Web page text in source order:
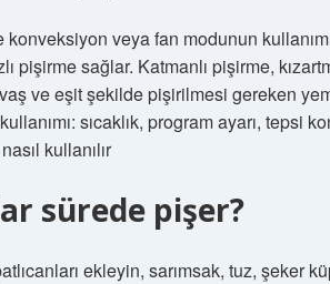
konveksiyon veya fan modunun
pişirme sağlar. Katmanlı pişirme,
ve eşit şekilde pişirilmesi gereken
sıcaklık, program ayarı, tepsi
kullanılır
sürede pişer?
ekleyin, sarımsak, tuz, şeker